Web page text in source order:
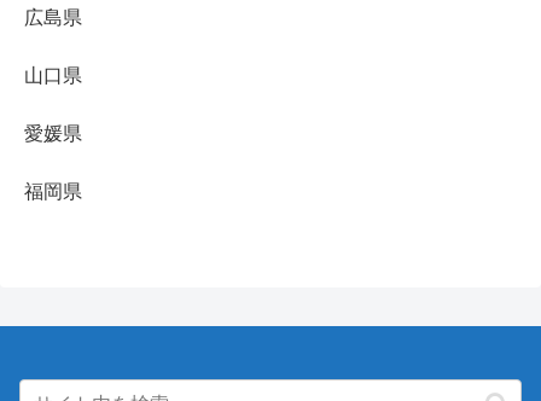
広島県
山口県
愛媛県
福岡県